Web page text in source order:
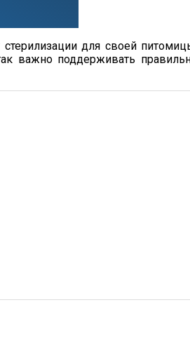
для своей
важно поддерживать